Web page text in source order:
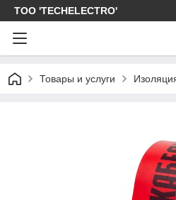
ТОО 'TECHELECTRO'
Товары и услуги